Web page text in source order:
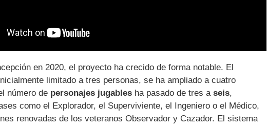
en 2020, el proyecto ha crecido de forma notable. El
limitado a tres personas, se ha ampliado a cuatro
número de personajes jugables ha pasado de tres a seis,
como el Explorador, el Superviviente, el Ingeniero o el Médico,
renovadas de los veteranos Observador y Cazador. El sistema